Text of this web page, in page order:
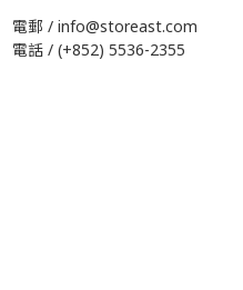
電郵 / info@storeast.com
電話 / (+852) 5536-2355